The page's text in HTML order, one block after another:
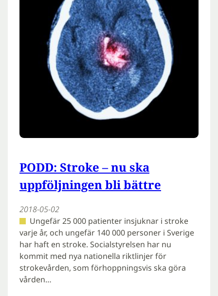
PODD: Stroke – nu ska
uppföljningen bli bättre
2018-05-02
Ungefär 25 000 patienter insjuknar i stroke
varje år, och ungefär 140 000 personer i Sverige
har haft en stroke. Socialstyrelsen har nu
kommit med nya nationella riktlinjer för
strokevården, som förhoppningsvis ska göra
vården…